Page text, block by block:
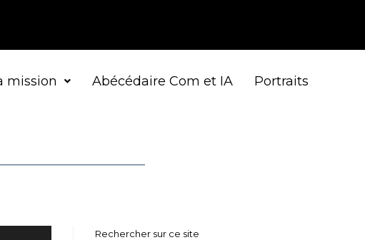
mission Abécédaire Com et IA Portraits
Rechercher sur ce site